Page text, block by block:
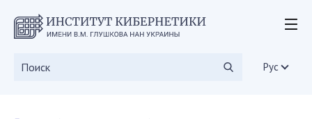
Рус
ОБ ИНСТИТУТЕ
мероприятия